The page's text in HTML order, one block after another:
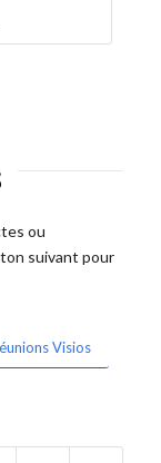
ou
suivant pour
Visios